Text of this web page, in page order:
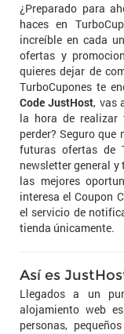
¿Preparado para
haces en
increíble en cada
ofertas y
quieres dejar de
TurboCupones te
Code JustHost, vas
la hora de realizar
perder? Seguro que
futuras ofertas de
newsletter general y
las mejores
interesa el Coupon
el servicio de
tienda únicamente.
Así es
Llegados a un
alojamiento web
personas,